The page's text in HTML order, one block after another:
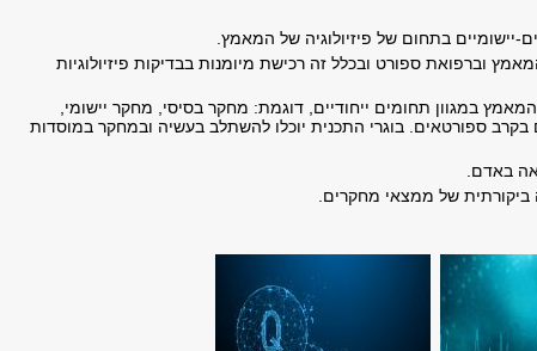
יישומיים בתחום של פיזיולוגיה של המאמץ.
וברפואת ספורט ובכלל זה רכישת מיומנות בבדיקות פיזיולוגיות
במגוון תחומים ייחודיים, דוגמת: מחקר בסיסי, מחקר יישומי,
ספורטאים. בוגרי התכנית יוכלו להשתלב בעשיה ובמחקר במוסדות
באדם.
ביקורתית של ממצאי מחקרים.